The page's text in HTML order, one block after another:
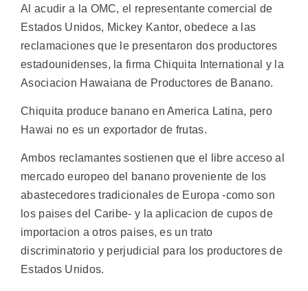
Al acudir a la OMC, el representante comercial de
Estados Unidos, Mickey Kantor, obedece a las
reclamaciones que le presentaron dos productores
estadounidenses, la firma Chiquita International y la
Asociacion Hawaiana de Productores de Banano.
Chiquita produce banano en America Latina, pero
Hawai no es un exportador de frutas.
Ambos reclamantes sostienen que el libre acceso al
mercado europeo del banano proveniente de los
abastecedores tradicionales de Europa -como son
los paises del Caribe- y la aplicacion de cupos de
importacion a otros paises, es un trato
discriminatorio y perjudicial para los productores de
Estados Unidos.